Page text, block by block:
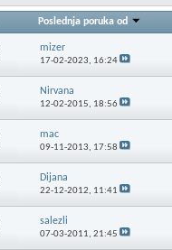
Poslednja poruka od
mizer
17-02-2023, 16:24
Nirvana
12-02-2015, 18:56
mac
09-11-2013, 17:58
Dijana
22-12-2012, 11:41
salezli
07-03-2011, 21:45